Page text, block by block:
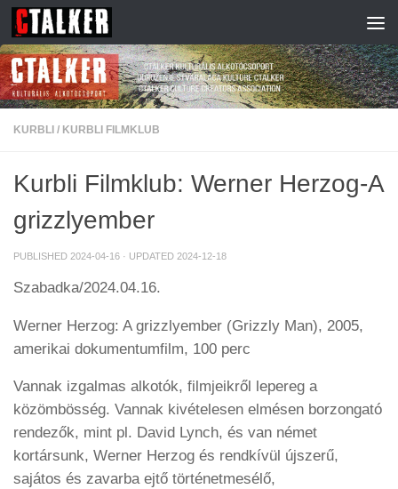
Skip to content
KURBLI / KURBLI FILMKLUB
Kurbli Filmklub: Werner Herzog-A
grizzlyember
PUBLISHED 2024-04-16 · UPDATED 2024-12-18
Szabadka/2024.04.16.
Werner Herzog: A grizzlyember (Grizzly Man), 2005,
amerikai dokumentumfilm, 100 perc
Vannak izgalmas alkotók, filmjeikről lepereg a
közömbösség. Vannak kivételesen elmésen borzongató
rendezők, mint pl. David Lynch, és van német
kortársunk, Werner Herzog és rendkívül újszerű,
sajátos és zavarba ejtő történetmesélő,